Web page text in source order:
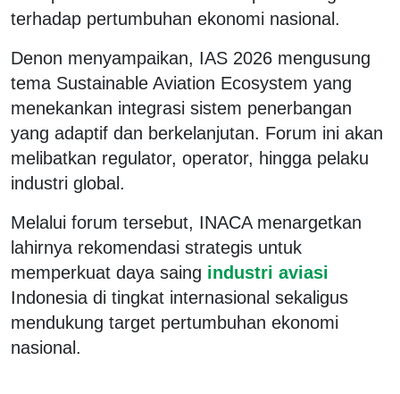
terhadap pertumbuhan ekonomi nasional.
Denon menyampaikan, IAS 2026 mengusung
tema Sustainable Aviation Ecosystem yang
menekankan integrasi sistem penerbangan
yang adaptif dan berkelanjutan. Forum ini akan
melibatkan regulator, operator, hingga pelaku
industri global.
Melalui forum tersebut, INACA menargetkan
lahirnya rekomendasi strategis untuk
memperkuat daya saing industri aviasi
Indonesia di tingkat internasional sekaligus
mendukung target pertumbuhan ekonomi
nasional.